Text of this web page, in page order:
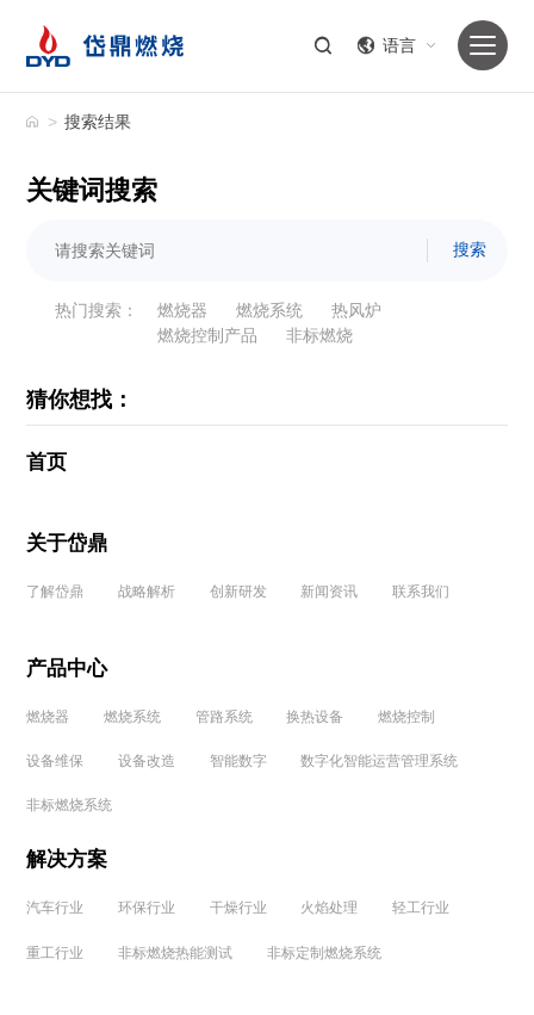
语言
> 搜索结果
关键词搜索
搜索
热门搜索： 燃烧器 燃烧系统
热风炉
燃烧控制产品
非标燃烧
猜你想找：
首页
关于岱鼎
了解岱鼎 战略解析 创新研发 新闻资讯 联系我们
产品中心
燃烧器 燃烧系统 管路系统 换热设备 燃烧控制
设备维保 设备改造 智能数字 数字化智能运营管理系统
非标燃烧系统
解决方案
汽车行业 环保行业 干燥行业 火焰处理 轻工行业
重工行业 非标燃烧热能测试 非标定制燃烧系统